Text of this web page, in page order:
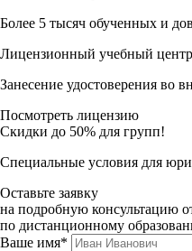
Более 5 тысяч обученных и
Лицензионный учебный
Занесение удостоверения во
Посмотреть лицензию
Скидки до 50% для групп!
Специальные условия для
Оставьте заявку
на подробную консультацию
по дистанционному
Ваше имя*